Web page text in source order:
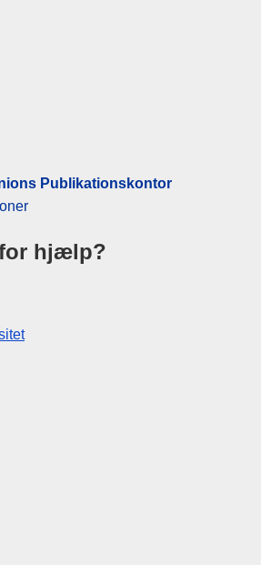
Publikationskontor
hjælp?